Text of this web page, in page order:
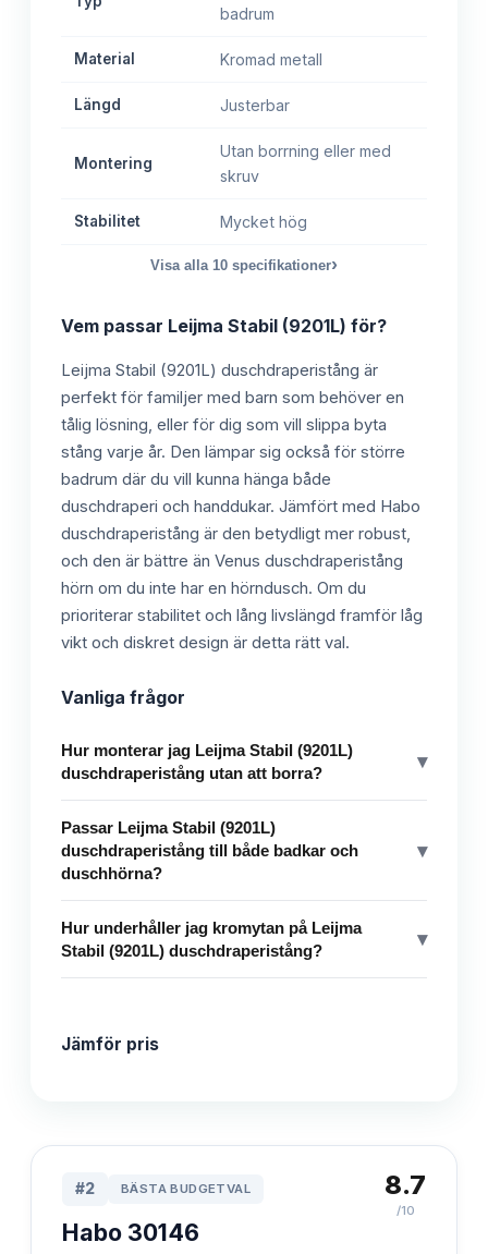
badrum
Material Kromad metall
Längd Justerbar
Montering
Utan borrning eller med
skruv
Stabilitet Mycket hög
Visa alla 10 specifikationer›
Vem passar Leijma Stabil (9201L) för?
Leijma Stabil (9201L) duschdraperistång är
perfekt för familjer med barn som behöver en
tålig lösning, eller för dig som vill slippa byta
stång varje år. Den lämpar sig också för större
badrum där du vill kunna hänga både
duschdraperi och handdukar. Jämfört med Habo
duschdraperistång är den betydligt mer robust,
och den är bättre än Venus duschdraperistång
hörn om du inte har en hörndusch. Om du
prioriterar stabilitet och lång livslängd framför låg
vikt och diskret design är detta rätt val.
Vanliga frågor
Hur monterar jag Leijma Stabil (9201L)
duschdraperistång utan att borra?
▾
Passar Leijma Stabil (9201L)
duschdraperistång till både badkar och
duschhörna?
▾
Hur underhåller jag kromytan på Leijma
Stabil (9201L) duschdraperistång?
▾
Jämför pris
#2 BÄSTA BUDGETVAL
Habo 30146
8.7
/10